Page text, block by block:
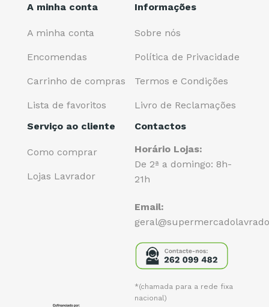
A minha conta
A minha conta
Encomendas
Carrinho de compras
Lista de favoritos
Informações
Sobre nós
Política de Privacidade
Termos e Condições
Livro de Reclamações
Serviço ao cliente
Como comprar
Lojas Lavrador
Contactos
Horário Lojas:
De 2ª a domingo: 8h-
21h
Email:
*(chamada para a rede fixa
nacional)